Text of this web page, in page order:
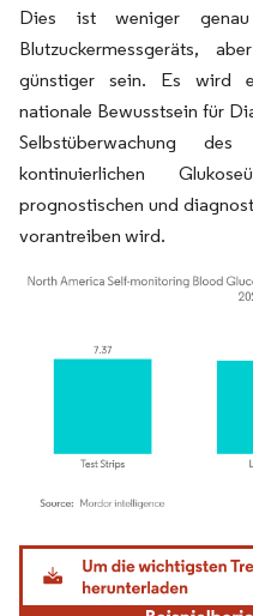
Dies ist weniger
Blutzuckermessgeräts,
günstiger sein. Es wird
nationale Bewusstsein für
Selbstüberwachung
kontinuierlichen
prognostischen und
vorantreiben wird.
Bild © Mordor Intelligence.